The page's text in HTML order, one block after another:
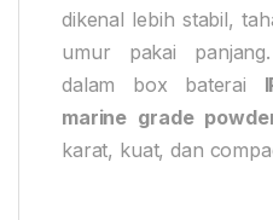
dikenal lebih stabil,
umur pakai
dalam box baterai
marine grade
karat, kuat, dan